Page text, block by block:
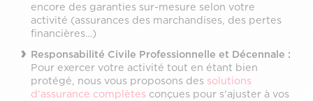
encore des garanties sur-mesure selon votre
activité (assurances des marchandises, des pertes
financières…)
Responsabilité Civile Professionnelle et Décennale :
Pour exercer votre activité tout en étant bien
protégé, nous vous proposons des solutions
d’assurance complètes conçues pour s’ajuster à vos